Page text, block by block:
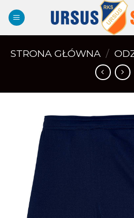
STRONA GŁÓWNA /